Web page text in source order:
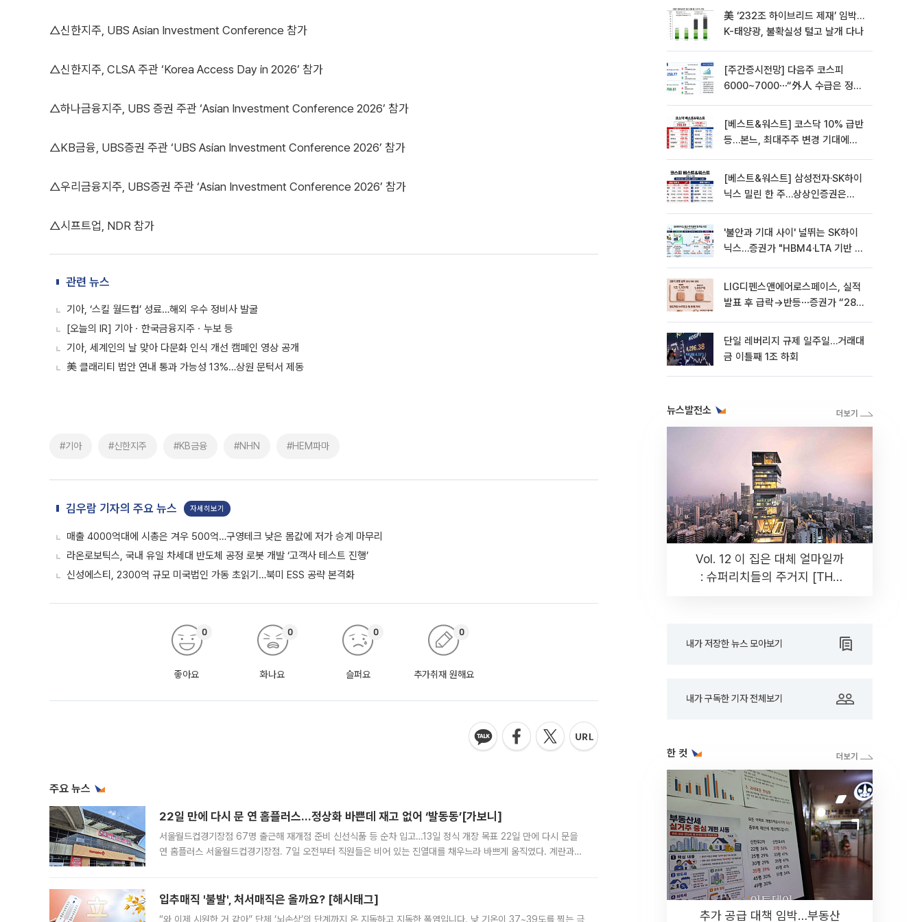
△신한지주, UBS Asian Investment Conference 참가
△신한지주, CLSA 주관 ‘Korea Access Day in 2026’ 참가
△하나금융지주, UBS 증권 주관 ‘Asian Investment Conference 2026’ 참가
△KB금융, UBS증권 주관 ‘UBS Asian Investment Conference 2026’ 참가
△우리금융지주, UBS증권 주관 ‘Asian Investment Conference 2026’ 참가
△시프트업, NDR 참가
관련 뉴스
기아, ‘스킬 월드컵’ 성료…해외 우수 정비사 발굴
[오늘의 IR] 기아ㆍ한국금융지주ㆍ누보 등
기아, 세계인의 날 맞아 다문화 인식 개선 캠페인 영상 공개
美 클래리티 법안 연내 통과 가능성 13%…상원 문턱서 제동
#기아 #신한지주 #KB금융 #NHN #HEM파마
김우람 기자의 주요 뉴스 자세히보기
매출 4000억대에 시총은 겨우 500억…구영테크 낮은 몸값에 저가 승계 마무리
라온로보틱스, 국내 유일 차세대 반도체 공정 로봇 개발 ‘고객사 테스트 진행’
신성에스티, 2300억 규모 미국법인 가동 초읽기…북미 ESS 공략 본격화
좋아요
0
화나요
0
슬퍼요
0
추가취재 원해요
0
주요 뉴스
22일 만에 다시 문 연 홈플러스…정상화 바쁜데 재고 없어 ‘발동동’[가보니]
서울월드컵경기장점 67명 출근해 재개점 준비 신선식품 등 순차 입고…13일 정식 개장 목표 22일 만에 다시 문을
연 홈플러스 서울월드컵경기장점. 7일 오전부터 직원들은 비어 있는 진열대를 채우느라 바쁘게 움직였다. 계란과
입추매직 '불발', 처서매직은 올까요? [해시태그]
“와 이제 시원한 거 같아” 단체 ‘뇌손상’의 단계까지 온 지독하고 지독한 폭염입니다. 낮 기온이 37~39도를 찍는 극
美 ‘232조 하이브리드 제재’ 임박…
K-태양광, 불확실성 털고 날개 다나
[주간증시전망] 다음주 코스피
6000~7000⋯“外人 수급은 정책
[베스트&워스트] 코스닥 10% 급반
등…본느, 최대주주 변경 기대에
[베스트&워스트] 삼성전자·SK하이
닉스 밀린 한 주…상상인증권은
'불안과 기대 사이' 널뛰는 SK하이
닉스…증권가 "HBM4·LTA 기반 펀
LIG디펜스앤에어로스페이스, 실적
발표 후 급락→반등⋯증권가 “28년
단일 레버리지 규제 일주일…거래대
금 이틀째 1조 하회
뉴스발전소
Vol. 12 이 집은 대체 얼마일까
: 슈퍼리치들의 주거지 [THE
내가 저장한 뉴스 모아보기
내가 구독한 기자 전체보기
한 컷
추가 공급 대책 임박…부동산